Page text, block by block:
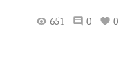
651 0 0